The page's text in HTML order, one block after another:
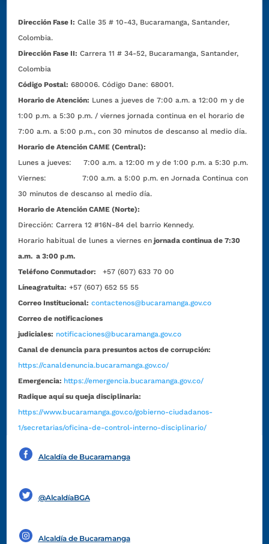
Dirección Fase I: Calle 35 # 10-43, Bucaramanga, Santander,
Colombia.
Dirección Fase II: Carrera 11 # 34-52, Bucaramanga, Santander,
Colombia
Código Postal: 680006. Código Dane: 68001.
Horario de Atención: Lunes a jueves de 7:00 a.m. a 12:00 m y de
1:00 p.m. a 5:30 p.m. / viernes jornada continua en el horario de
7:00 a.m. a 5:00 p.m., con 30 minutos de descanso al medio día.
Horario de Atención CAME (Central):
Lunes a jueves: 7:00 a.m. a 12:00 m y de 1:00 p.m. a 5:30 p.m.
Viernes: 7:00 a.m. a 5:00 p.m. en Jornada Continua con
30 minutos de descanso al medio día.
Horario de Atención CAME (Norte):
Dirección:Carrera 12 #16N-84 del barrio Kennedy.
Horario habitual de lunes a viernes en jornada continua de 7:30
a.m. a 3:00 p.m.
Teléfono Conmutador:
+57 (607) 633 70 00
Líneagratuita: +57 (607) 652 55 55
Correo Institucional: contactenos@bucaramanga.gov.co
Correo de notificaciones
judiciales: notificaciones@bucaramanga.gov.co
Canal de denuncia para presuntos actos de corrupción:
https://canaldenuncia.bucaramanga.gov.co/
Emergencia: https://emergencia.bucaramanga.gov.co/
Radique aquí su queja disciplinaria:
https://www.bucaramanga.gov.co/gobierno-ciudadanos-
1/secretarias/oficina-de-control-interno-disciplinario/
Alcaldía de Bucaramanga
@AlcaldíaBGA
Alcaldía de Bucaramanga